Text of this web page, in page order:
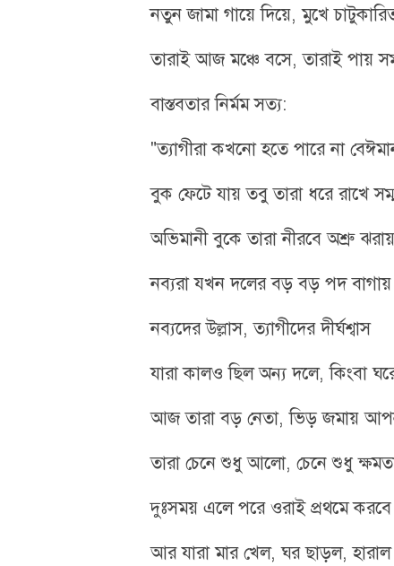
নতুন জামা গায়ে দিয়ে, মুখে
তারাই আজ মঞ্চে বসে, তারাই পায়
​বাস্তবতার নির্মম সত্য:
"ত্যাগীরা কখনো হতে পারে না
বুক ফেটে যায় তবু তারা ধরে রাখে
অভিমানী বুকে তারা নীরবে অশ্রু
নব্যরা যখন দলের বড় বড় পদ
​নব্যদের উল্লাস, ত্যাগীদের দীর্ঘশ্বাস
​যারা কালও ছিল অন্য দলে, কিংবা
আজ তারা বড় নেতা, ভিড় জমায়
তারা চেনে শুধু আলো, চেনে শুধু
দুঃসময় এলে পরে ওরাই প্রথমে করবে
​আর যারা মার খেল, ঘর ছাড়ল, হারাল